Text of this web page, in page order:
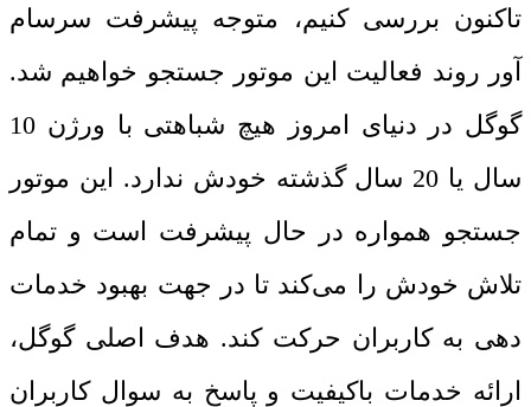
تاکنون بررسی کنیم، متوجه پیشرفت سرسام
‌آور روند فعالیت این موتور جستجو خواهیم شد.
گوگل در دنیای امروز هیچ شباهتی با ورژن 10
سال یا 20 سال گذشته خودش ندارد. این موتور
جستجو همواره در حال پیشرفت است و تمام
تلاش خودش را می‌کند تا در جهت بهبود خدمات‌
دهی به کاربران حرکت کند. هدف اصلی گوگل،
ارائه خدمات باکیفیت و پاسخ به سوال کاربران